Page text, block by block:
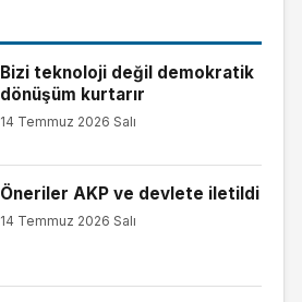
Bizi teknoloji değil demokratik
dönüşüm kurtarır
14 Temmuz 2026 Salı
Öneriler AKP ve devlete iletildi
14 Temmuz 2026 Salı